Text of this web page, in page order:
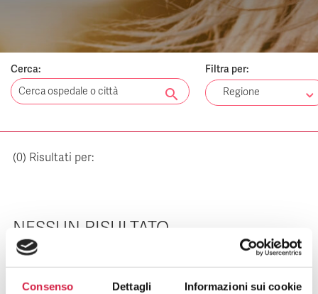
Consenso Dettagli Informazioni sui cookie
CHI SIAMO
Cerca:
search
Filtra per:
Regione
(0) Risultati per:
NESSUN RISULTATO